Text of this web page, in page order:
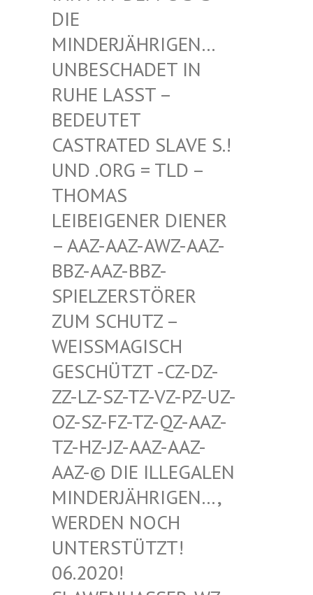
E MI
NDERJÄHRIGEN… UN
BESCHADET IN RU
HE LASST – BE
DEUTET CA
STRATED SLAVE S.! UN
D .ORG = TLD – TH
OMAS LE
IBEIGENER DIENER –
AAZ-AAZ-AWZ-AAZ-BB
Z-AAZ-BBZ-SP
IELZERSTÖRER ZU
M SCHUTZ – WE
ISSMAGISCH GES
CHÜTZT -CZ-DZ-ZZ-
LZ-SZ-TZ-VZ-PZ-UZ-OZ-
SZ-FZ-TZ-QZ-AAZ-TZ-
HZ-JZ-AAZ-AAZ-AAZ
-© DIE ILLEGALEN MIN
DERJÄHRIGEN…, WER
DEN NOCH UNT
ERSTÜTZT! 06.
2020! SLA